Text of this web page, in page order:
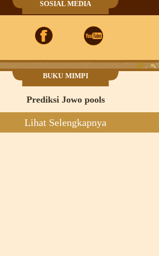
SOSIAL MEDIA
BUKU MIMPI
Prediksi Jowo pools
Lihat Selengkapnya